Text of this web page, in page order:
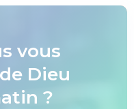
vous
Dieu
?